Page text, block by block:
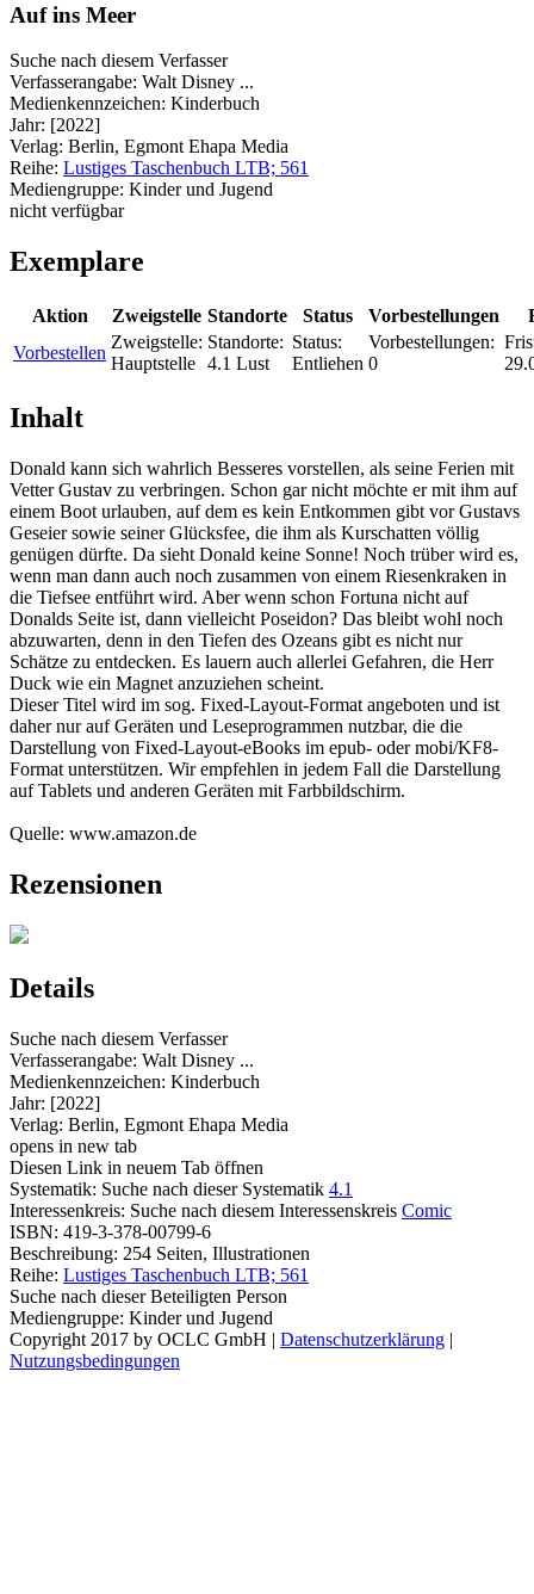
Auf ins Meer
Suche nach diesem Verfasser
Verfasserangabe: Walt Disney ...
Medienkennzeichen: Kinderbuch
Jahr: [2022]
Verlag: Berlin, Egmont Ehapa Media
Reihe: Lustiges Taschenbuch LTB; 561
Mediengruppe: Kinder und Jugend
nicht verfügbar
Exemplare
Aktion Zweigstelle Standorte Status Vorbestellungen
Vorbestellen
Zweigstelle:
Hauptstelle
Standorte:
4.1 Lust
Status:
Entliehen
Vorbestellungen:
0
Inhalt
Donald kann sich wahrlich Besseres vorstellen, als seine Ferien mit
Vetter Gustav zu verbringen. Schon gar nicht möchte er mit ihm auf
einem Boot urlauben, auf dem es kein Entkommen gibt vor Gustavs
Geseier sowie seiner Glücksfee, die ihm als Kurschatten völlig
genügen dürfte. Da sieht Donald keine Sonne! Noch trüber wird es,
wenn man dann auch noch zusammen von einem Riesenkraken in
die Tiefsee entführt wird. Aber wenn schon Fortuna nicht auf
Donalds Seite ist, dann vielleicht Poseidon? Das bleibt wohl noch
abzuwarten, denn in den Tiefen des Ozeans gibt es nicht nur
Schätze zu entdecken. Es lauern auch allerlei Gefahren, die Herr
Duck wie ein Magnet anzuziehen scheint.
Dieser Titel wird im sog. Fixed-Layout-Format angeboten und ist
daher nur auf Geräten und Leseprogrammen nutzbar, die die
Darstellung von Fixed-Layout-eBooks im epub- oder mobi/KF8-
Format unterstützen. Wir empfehlen in jedem Fall die Darstellung
auf Tablets und anderen Geräten mit Farbbildschirm.
Quelle: www.amazon.de
Rezensionen
Details
Suche nach diesem Verfasser
Verfasserangabe: Walt Disney ...
Medienkennzeichen: Kinderbuch
Jahr: [2022]
Verlag: Berlin, Egmont Ehapa Media
opens in new tab
Diesen Link in neuem Tab öffnen
Systematik: Suche nach dieser Systematik 4.1
Interessenkreis: Suche nach diesem Interessenskreis Comic
ISBN: 419-3-378-00799-6
Beschreibung: 254 Seiten, Illustrationen
Reihe: Lustiges Taschenbuch LTB; 561
Suche nach dieser Beteiligten Person
Mediengruppe: Kinder und Jugend
Copyright 2017 by OCLC GmbH | Datenschutzerklärung |
Nutzungsbedingungen